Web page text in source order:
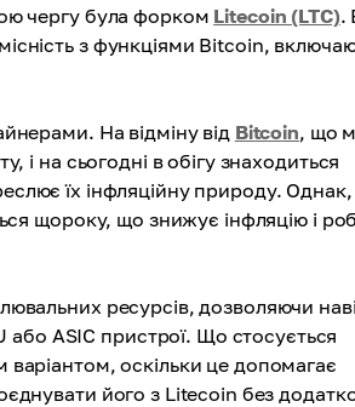
чергу була форком Litecoin (LTC).
з функціями Bitcoin,
На відміну від Bitcoin, що
і на сьогодні в обігу знаходиться
їх інфляційну природу. Однак,
щороку, що знижує інфляцію і
ресурсів, дозволяючи
ASIC пристрої. Що стосується
оскільки це допомагає
його з Litecoin без